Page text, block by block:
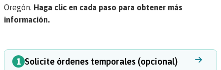
Oregón. Haga clic en cada paso para obtener más
información.
1 Solicite órdenes temporales (opcional)